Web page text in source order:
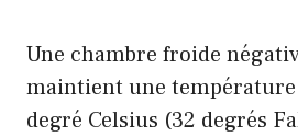
Une chambre froide
maintient une
degré Celsius (32 degrés